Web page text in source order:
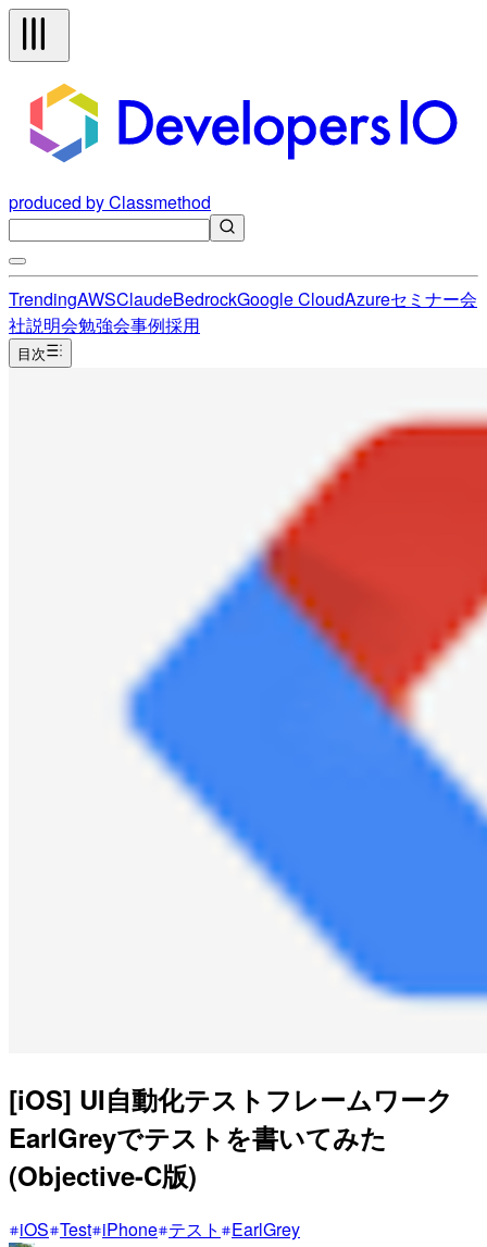
produced by Classmethod
TrendingAWSClaudeBedrockGoogle CloudAzureセミナー会
社説明会勉強会事例採用
目次
[iOS] UI自動化テストフレームワーク
EarlGreyでテストを書いてみた
(Objective-C版)
iOS Test iPhone テスト
EarlGrey